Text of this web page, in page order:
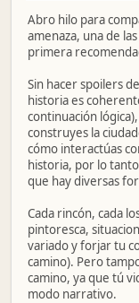
Abro hilo para
amenaza, una de
primera
Sin hacer spoilers
historia es
continuación
construyes la
cómo interactúas
historia, por lo
que hay diversas
Cada rincón, cada
pintoresca,
variado y forjar tu
camino). Pero
camino, ya que tú
modo narrativo.